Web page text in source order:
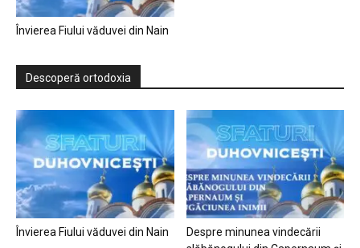
Învierea Fiului văduvei din Nain
Descoperă ortodoxia
Învierea Fiului văduvei din Nain
Despre minunea vindecării